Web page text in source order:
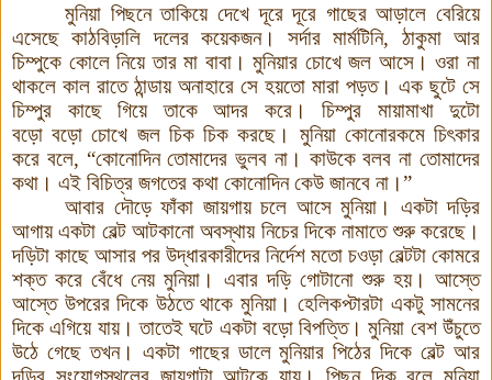
মুনিয়া পিছনে তাকিয়ে দেখে দূরে দূরে গাছের আড়ালে বেরিয়ে
এসেছে কাঠবিড়ালি দলের কয়েকজন। সর্দার মার্মটিনি, ঠাকুমা আর
চিম্পুকে কোলে নিয়ে তার মা বাবা। মুনিয়ার চোখে জল আসে। ওরা না
থাকলে কাল রাতে ঠান্ডায় অনাহারে সে হয়তো মারা পড়ত। এক ছুটে সে
চিম্পুর কাছে গিয়ে তাকে আদর করে। চিম্পুর মায়ামাখা দুটো
বড়ো বড়ো চোখে জল চিক চিক করছে। মুনিয়া কোনোরকমে চিৎকার
করে বলে, “কোনোদিন তোমাদের ভুলব না। কাউকে বলব না তোমাদের
কথা । এই বিচিত্র জগতের কথা কোনোদিন কেউ জানবে না ।”
আবার দৌড়ে ফাঁকা জায়গায় চলে আসে মুনিয়া। একটা দড়ির
আগায় একটা বেল্ট আটকানো অবস্থায় নিচের দিকে নামাতে শুরু করেছে।
দড়িটা কাছে আসার পর উদ্ধারকারীদের নির্দেশ মতো চওড়া বেল্টটা কোমরে
শক্ত করে বেঁধে নেয় মুনিয়া। এবার দড়ি গোটানো শুরু হয়। আস্তে
আস্তে উপরের দিকে উঠতে থাকে মুনিয়া। হেলিকপ্টারটা একটু সামনের
দিকে এগিয়ে যায়। তাতেই ঘটে একটা বড়োবিপত্তি। মুনিয়া বেশ উঁচুতে
উঠে গেছে তখন। একটা গাছের ডালে মুনিয়ার পিঠের দিকে বেল্ট আর